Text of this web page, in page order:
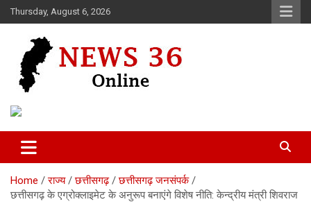
Skip
to
Thursday, August 6, 2026
News 36
Home राज्य छत्तीसगढ़
छत्तीसगढ़ जनसंपर्क
छत्तीसगढ़ के एग्रोक्लाइमेट के अनुरूप बनाएंगे विशेष नीति: केन्द्रीय मंत्री शिवराज